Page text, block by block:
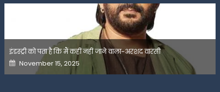
इंडस्ट्री को पता है कि मैं कहीं नहीं जाने वाला-अरशद वारसी
Posted
on
November 15, 2025